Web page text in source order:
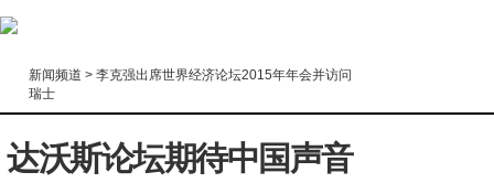
新闻频道 > 李克强出席世界经济论坛2015年年会并访问
瑞士
达沃斯论坛期待中国声音